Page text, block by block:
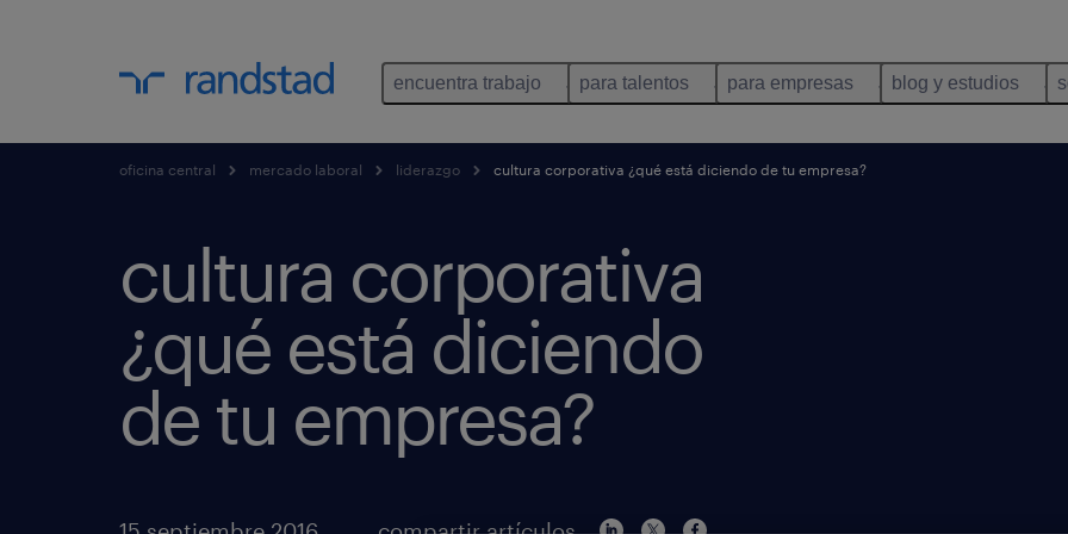
encuentra trabajo para talentos para empresas blog y estudios
oficina central mercado laboral liderazgo cultura corporativa ¿qué está diciendo de tu empresa?
cultura corporativa
¿qué está diciendo
de tu empresa?